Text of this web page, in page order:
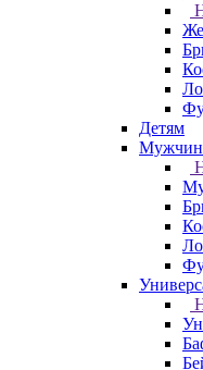
Детям